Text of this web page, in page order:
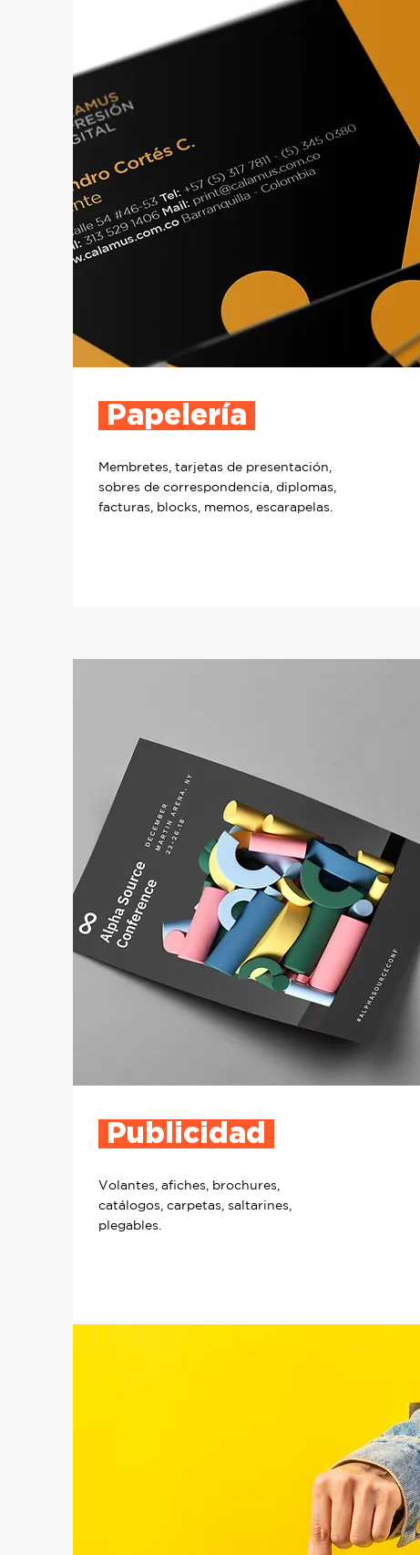
Papelería
Membretes, tarjetas de presentación,
sobres de correspondencia, diplomas,
facturas, blocks, memos, escarapelas.
Publicidad
Volantes, aﬁches, brochures,
catálogos, carpetas, saltarines,
plegables.